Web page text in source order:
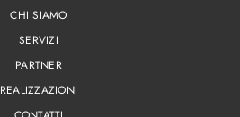
CHI SIAMO
SERVIZI
PARTNER
REALIZZAZIONI